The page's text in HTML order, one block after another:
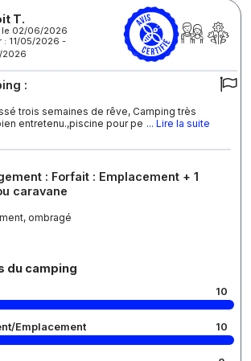
T.
le 02/06/2026
: 11/05/2026 -
2026
:
trois semaines de rêve, Camping très
entretenu.,piscine pour pe ... Lire la suite
: Forfait : Emplacement + 1
caravane
ombragé
du camping
10
Emplacement 10